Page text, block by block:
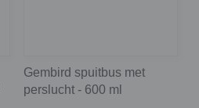
Gembird spuitbus met
perslucht - 600 ml